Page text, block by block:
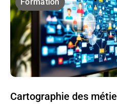
Cartographie des